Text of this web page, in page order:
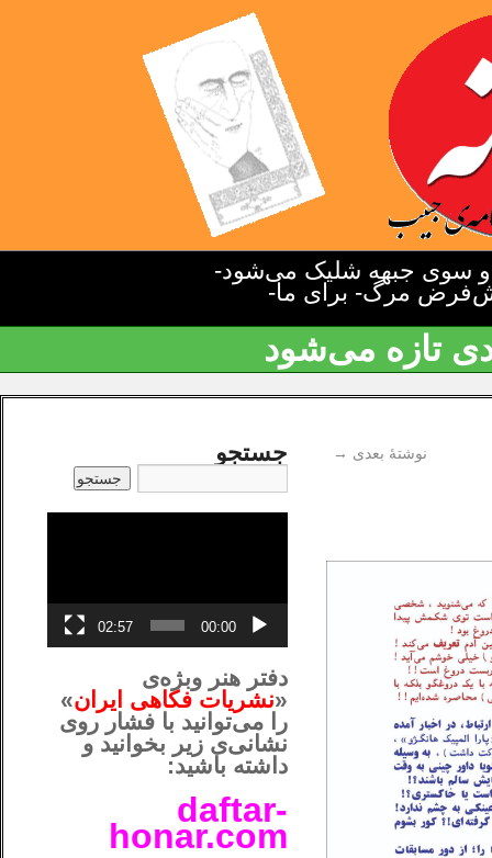
سوی جبهه شلیک می‌شود-
مرگ- برای ما-
تازه می‌شود
نوشتهٔ بعدی → جستجو
00:00
02:57
دفتر هنر وبژه‌ی
«نشریات فکاهی ایران»
را می‌توانید با فشار روی
نشانی‌ی زیر بخوانید و
داشته باشید:
daftar-
honar.com